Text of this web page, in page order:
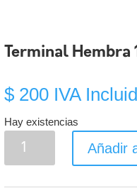
Terminal Hembra
$200 IVA
Hay existencias
Terminal
Añadir